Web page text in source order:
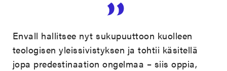
Envall hallitsee nyt sukupuuttoon kuolleen
teologisen yleissivistyksen ja tohtii käsitellä
jopa predestinaation ongelmaa – siis oppia,